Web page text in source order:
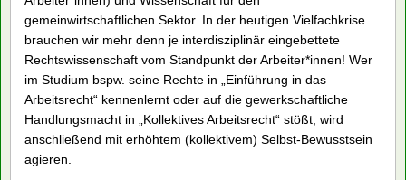
im Fachbereich Sozialökonomie ersatzlos gestrichen werden.
Seit dem 1.10.22 ist der Schwerpunkt Rechtswissenschaft im
Bachelor Sozialökonomie abgeschafft und sind Kurse für
Arbeitsrecht in der Studienordnung nicht mehr enthalten. Das
werden wir nicht hinnehmen. Wir streiten für den Aus- statt
Abbau der sozialökonomischen Rechtswissenschaft und
wollen dafür in dieser Veranstaltung die Bedeutung einer an
den Interessen von Arbeiter*innen orientierten
Arbeitsrechtswissenschaft diskutieren.